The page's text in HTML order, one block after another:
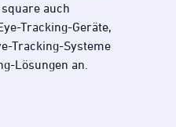
auch
Tracking-Geräte,
Tracking-Systeme
Lösungen an.